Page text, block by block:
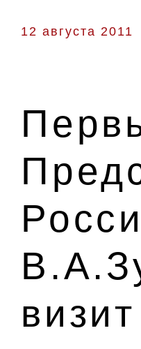
12 августа 2011